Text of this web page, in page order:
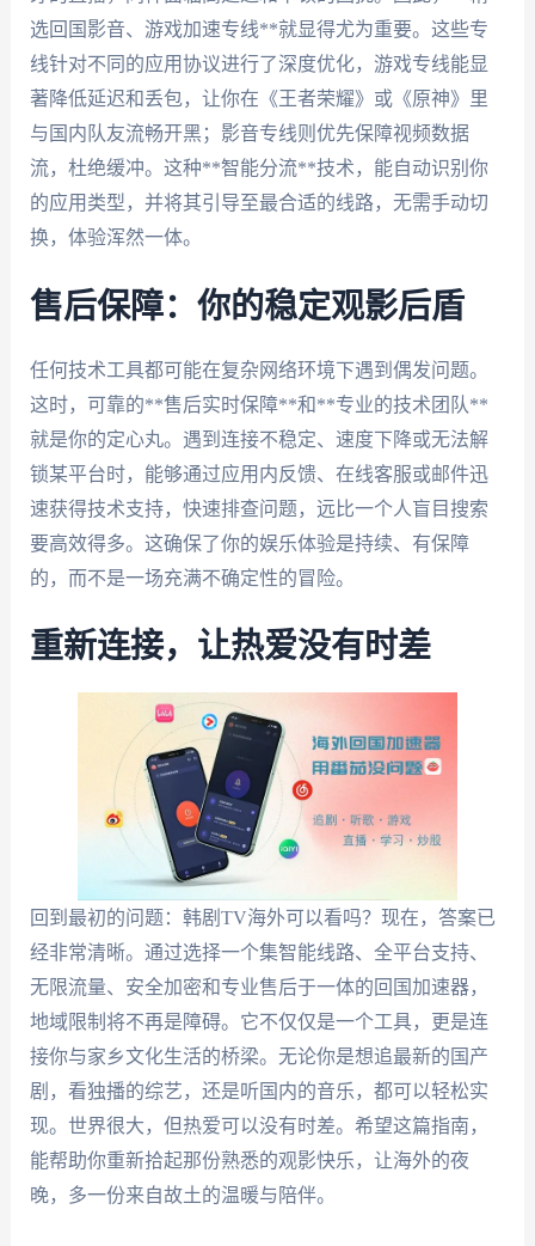
选回国影音、游戏加速专线**就显得尤为重要。这些专
线针对不同的应用协议进行了深度优化，游戏专线能显
著降低延迟和丢包，让你在《王者荣耀》或《原神》里
与国内队友流畅开黑；影音专线则优先保障视频数据
流，杜绝缓冲。这种**智能分流**技术，能自动识别你
的应用类型，并将其引导至最合适的线路，无需手动切
换，体验浑然一体。
售后保障：你的稳定观影后盾
任何技术工具都可能在复杂网络环境下遇到偶发问题。
这时，可靠的**售后实时保障**和**专业的技术团队**
就是你的定心丸。遇到连接不稳定、速度下降或无法解
锁某平台时，能够通过应用内反馈、在线客服或邮件迅
速获得技术支持，快速排查问题，远比一个人盲目搜索
要高效得多。这确保了你的娱乐体验是持续、有保障
的，而不是一场充满不确定性的冒险。
重新连接，让热爱没有时差
回到最初的问题：韩剧TV海外可以看吗？现在，答案已
经非常清晰。通过选择一个集智能线路、全平台支持、
无限流量、安全加密和专业售后于一体的回国加速器，
地域限制将不再是障碍。它不仅仅是一个工具，更是连
接你与家乡文化生活的桥梁。无论你是想追最新的国产
剧，看独播的综艺，还是听国内的音乐，都可以轻松实
现。世界很大，但热爱可以没有时差。希望这篇指南，
能帮助你重新拾起那份熟悉的观影快乐，让海外的夜
晚，多一份来自故土的温暖与陪伴。